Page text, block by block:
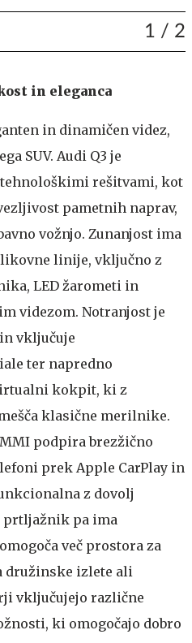
1 / 2
in eleganca
in dinamičen videz,
SUV. Audi Q3 je
rešitvami, kot
pametnih naprav,
vožnjo. Zunanjost ima
linije, vključno z
LED žarometi in
videzom. Notranjost je
vključuje
ter napredno
kokpit, ki z
klasične merilnike.
podpira brezžično
prek Apple CarPlay in
z dovolj
prtljažnik pa ima
več prostora za
družinske izlete ali
vključujejo različne
ki omogočajo dobro